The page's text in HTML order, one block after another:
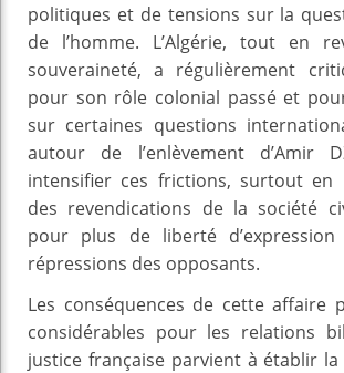
politiques et de tensions sur la
de l’homme. L’Algérie, tout en
souveraineté, a régulièrement
pour son rôle colonial passé et
sur certaines questions
autour de l’enlèvement d’Amir
intensifier ces frictions, surtout en
des revendications de la société
pour plus de liberté
répressions des opposants.
Les conséquences de cette affaire
considérables pour les relations
justice française parvient à établir